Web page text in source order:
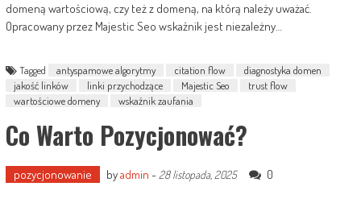
domeną wartościową, czy też z domeną, na którą należy uważać.
Opracowany przez Majestic Seo wskaźnik jest niezależny…
Tagged antyspamowe algorytmy citation flow
diagnostyka domen
jakość linków
linki przychodzące Majestic Seo
trust flow
wartościowe domeny
wskaźnik zaufania
Co Warto Pozycjonować?
pozycjonowanie byadmin -28 listopada, 2025 0